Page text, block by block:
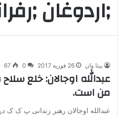
;اردوغان
بیتا وان 26 فوریه 2017 0
67
عبدالله اوجالان: خلع
من است.
عبدالله اوجالان رهبر زندانی پ ک